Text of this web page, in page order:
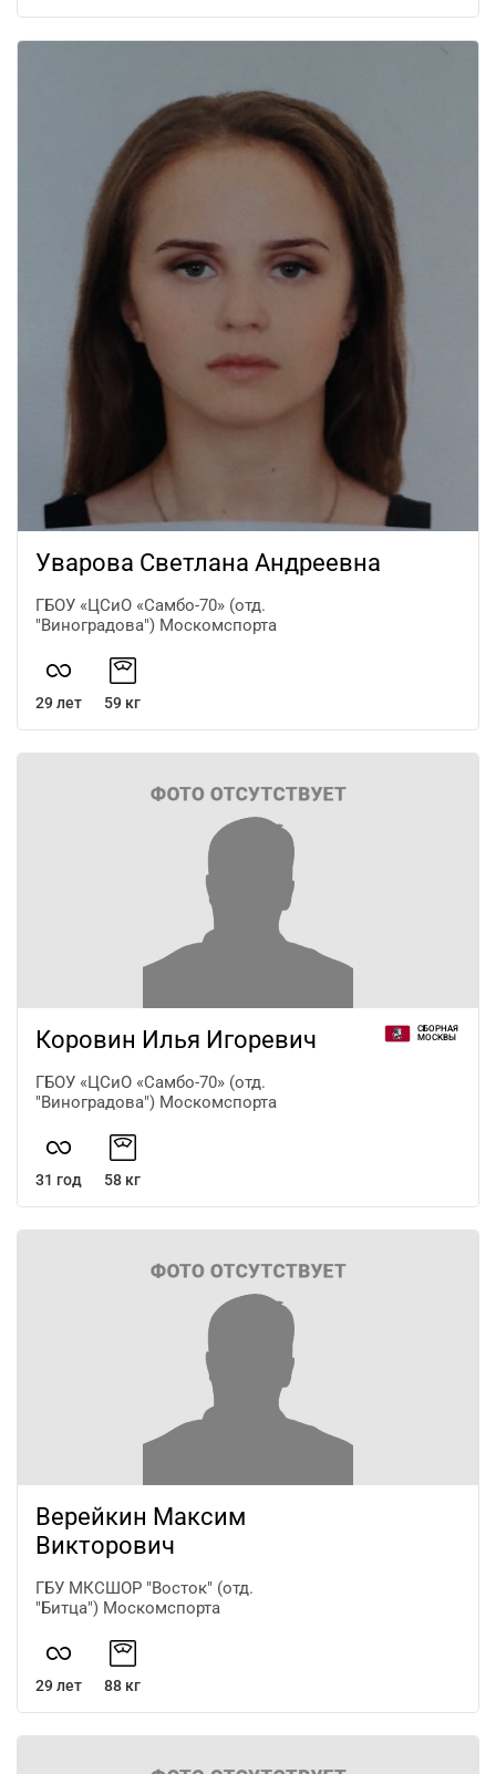
Уварова Светлана Андреевна
ГБОУ «ЦСиО «Самбо-70» (отд.
"Виноградова") Москомспорта
29 лет 59 кг
Коровин Илья Игоревич
ГБОУ «ЦСиО «Самбо-70» (отд.
"Виноградова") Москомспорта
СБОРНАЯ
МОСКВЫ
31 год 58 кг
Верейкин Максим
Викторович
ГБУ МКСШОР "Восток" (отд.
"Битца") Москомспорта
29 лет 88 кг